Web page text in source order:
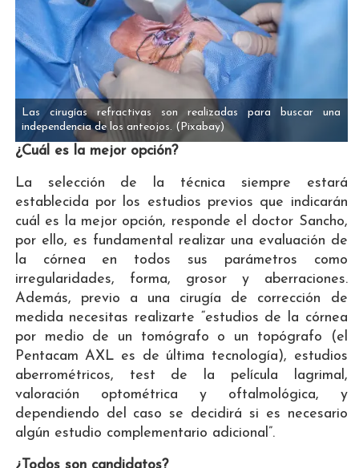
Las cirugías refractivas son realizadas para buscar una
independencia de los anteojos. (Pixabay)
¿Cuál es la mejor opción?
La selección de la técnica siempre estará
establecida por los estudios previos que indicarán
cuál es la mejor opción, responde el doctor Sancho,
por ello, es fundamental realizar una evaluación de
la córnea en todos sus parámetros como
irregularidades, forma, grosor y aberraciones.
Además, previo a una cirugía de corrección de
medida necesitas realizarte “estudios de la córnea
por medio de un tomógrafo o un topógrafo (el
Pentacam AXL es de última tecnología), estudios
aberrométricos, test de la película lagrimal,
valoración optométrica y oftalmológica, y
dependiendo del caso se decidirá si es necesario
algún estudio complementario adicional”.